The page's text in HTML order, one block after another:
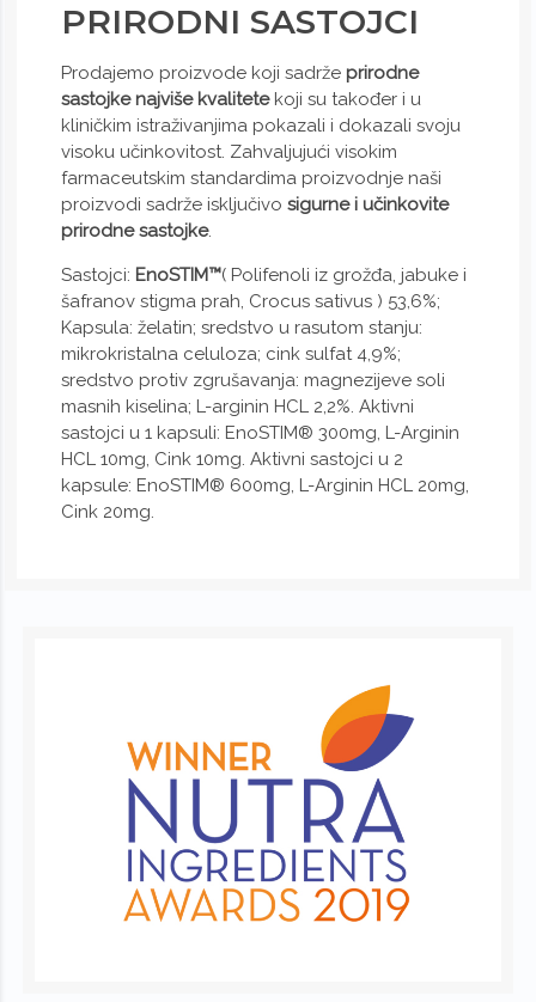
PRIRODNI SASTOJCI
Prodajemo proizvode koji sadrže prirodne
sastojke najviše kvalitetekoji su također i u
kliničkim istraživanjima pokazali i dokazali svoju
visoku učinkovitost. Zahvaljujući visokim
farmaceutskim standardima proizvodnje naši
proizvodi sadrže isključivo sigurne i učinkovite
prirodne sastojke.
Sastojci: EnoSTIM™( Polifenoli iz grožđa, jabuke i
šafranov stigma prah, Crocus sativus ) 53,6%;
Kapsula: želatin; sredstvo u rasutom stanju:
mikrokristalna celuloza; cink sulfat 4,9%;
sredstvo protiv zgrušavanja: magnezijeve soli
masnih kiselina; L-arginin HCL 2,2%. Aktivni
sastojci u 1 kapsuli: EnoSTIM® 300mg, L-Arginin
HCL 10mg, Cink 10mg. Aktivni sastojci u 2
kapsule: EnoSTIM® 600mg, L-Arginin HCL 20mg,
Cink 20mg.